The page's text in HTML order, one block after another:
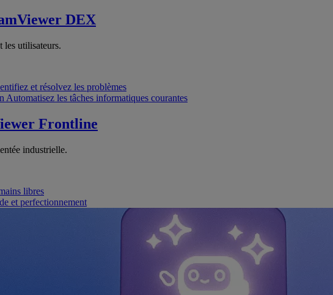
DEX
les utilisateurs.
et résolvez les problèmes
Automatisez les tâches informatiques courantes
Frontline
industrielle.
libres
et perfectionnement